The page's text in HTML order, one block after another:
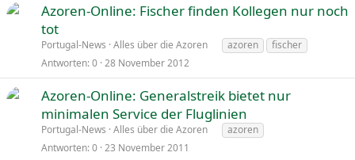
Azoren-Online: Fischer finden Kollegen nur noch
tot
Portugal-News Alles über die Azoren azoren
fischer
Antworten 0 28 November 2012
Azoren-Online: Generalstreik bietet nur
minimalen Service der Fluglinien
Portugal-News Alles über die Azoren
azoren
Antworten 0 23 November 2011